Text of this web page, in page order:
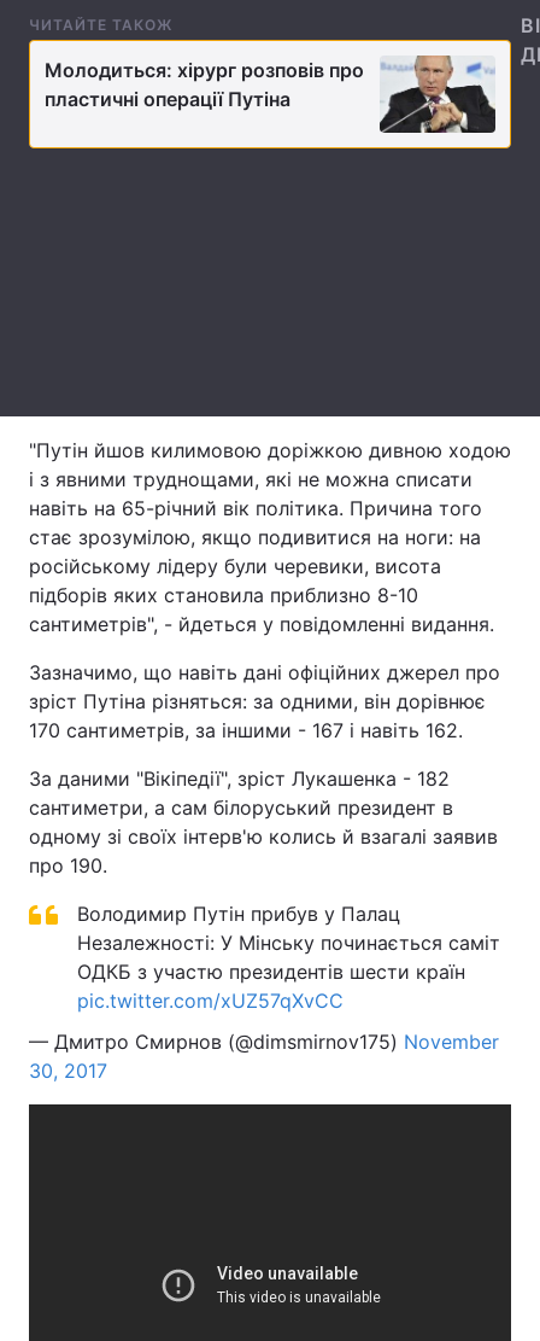
Зброя
Здоров'я Туризм
Архів Вакансії
Контакти
Послуги
Тема оформлення
ЧИТАЙТЕ ТАКОЖ
Молодиться: хірург розповів про
пластичні операції Путіна
"Путін йшов килимовою доріжкою дивною ходою
і з явними труднощами, які не можна списати
навіть на 65-річний вік політика. Причина того
стає зрозумілою, якщо подивитися на ноги: на
російському лідеру були черевики, висота
підборів яких становила приблизно 8-10
сантиметрів", - йдеться у повідомленні видання.
Зазначимо, що навіть дані офіційних джерел про
зріст Путіна різняться: за одними, він дорівнює
170 сантиметрів, за іншими - 167 і навіть 162.
За даними "Вікіпедії", зріст Лукашенка - 182
сантиметри, а сам білоруський президент в
одному зі своїх інтерв'ю колись й взагалі заявив
про 190.
Володимир Путін прибув у Палац
Незалежності: У Мінську починається саміт
ОДКБ з участю президентів шести країн
pic.twitter.com/xUZ57qXvCC
— Дмитро Смирнов (@dimsmirnov175) November
30, 2017